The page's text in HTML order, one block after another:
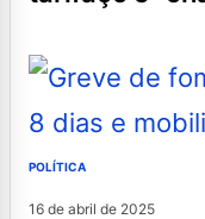
POLÍTICA
16 de abril de 2025